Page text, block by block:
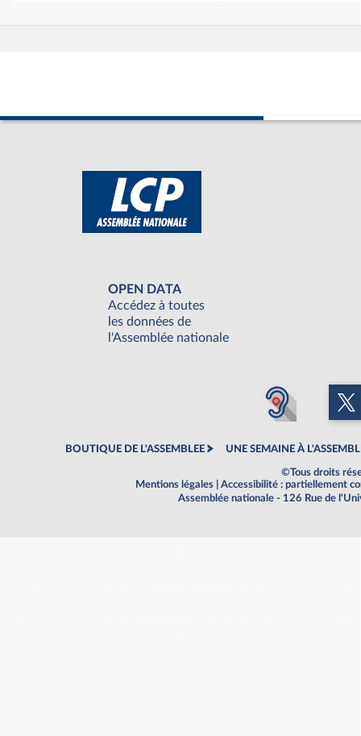
OPEN DATA
Accédez à toutes
les données de
l'Assemblée nationale
BOUTIQUE DE L'ASSEMBLEE UNE SEMAINE À
©Tous droits
Mentions légales
Accessibilité : partiellement
Assemblée nationale - 126 Rue de